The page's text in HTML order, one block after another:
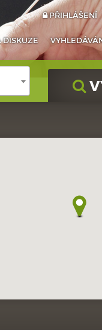
PŘIHLÁŠENÍ